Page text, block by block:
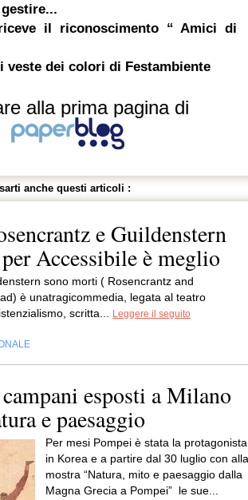
il riconoscimento “ Amici di
veste dei colori di Festambiente
alla prima pagina di
anche questi articoli :
e Guildenstern
Accessibile è meglio
sono morti ( Rosencrantz and
è unatragicommedia, legata al teatro
scritta...
Leggere il seguito
esposti a Milano
e paesaggio
Per mesi Pompei è stata la protagonista
in Korea e a partire dal 30 luglio con alla
mostra “Natura, mito e paesaggio dalla
Magna Grecia a Pompei” le sue...